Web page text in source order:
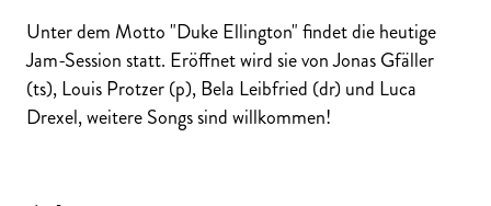
Unter dem Motto "Duke Ellington" findet die heutige
Jam-Session statt. Eröffnet wird sie von Jonas Gfäller
(ts), Louis Protzer (p), Bela Leibfried (dr) und Luca
Drexel, weitere Songs sind willkommen!